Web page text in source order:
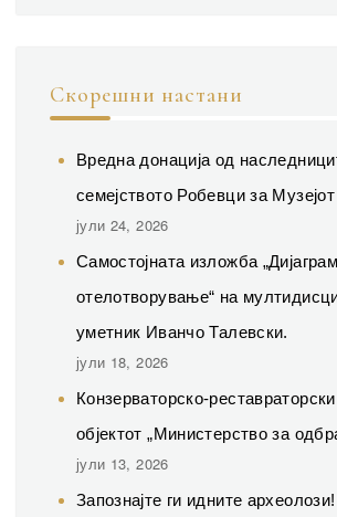
Скорешни настани
Вредна донација од
семејството Робевци за
јули 24, 2026
Самостојната изложба
отелотворување“ на
уметник Иванчо Талевски.
јули 18, 2026
Конзерваторско-
објектот „Министерство за
јули 13, 2026
Запознајте ги идните археолози!